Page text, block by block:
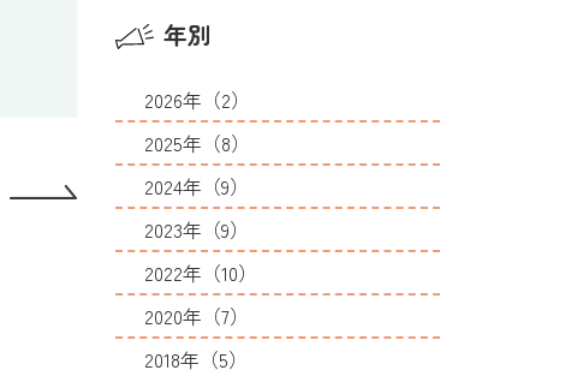
年別
2026年（2）
2025年（8）
2024年（9）
2023年（9）
2022年（10）
2020年（7）
2018年（5）